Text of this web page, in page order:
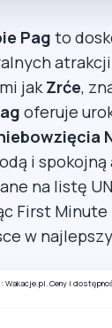
Pag to
jak Zrće,
oferuje
i
na listę
First
w
Ceny i